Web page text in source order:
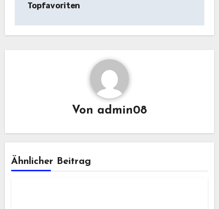
Topfavoriten
Von admin08
Ähnlicher Beitrag